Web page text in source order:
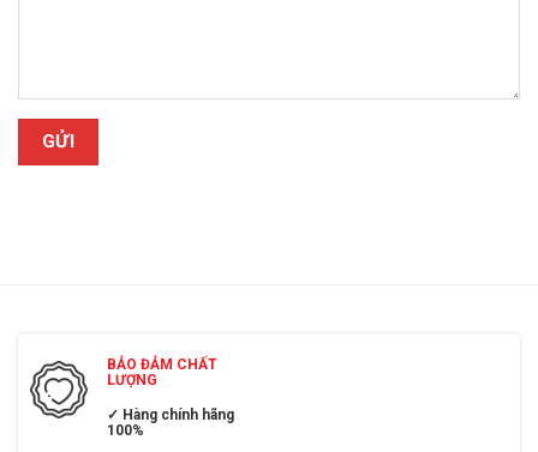
BẢO ĐẢM CHẤT
LƯỢNG
✓ Hàng chính hãng
100%